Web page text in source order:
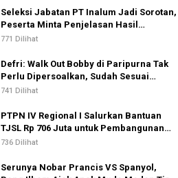
Seleksi Jabatan PT Inalum Jadi Sorotan,
Peserta Minta Penjelasan Hasil
Assessment
771 Dilihat
Defri: Walk Out Bobby di Paripurna Tak
Perlu Dipersoalkan, Sudah Sesuai
Kourum
741 Dilihat
PTPN IV Regional I Salurkan Bantuan
TJSL Rp 706 Juta untuk Pembangunan
Sosial Berkelanjutan
736 Dilihat
Serunya Nobar Prancis VS Spanyol,